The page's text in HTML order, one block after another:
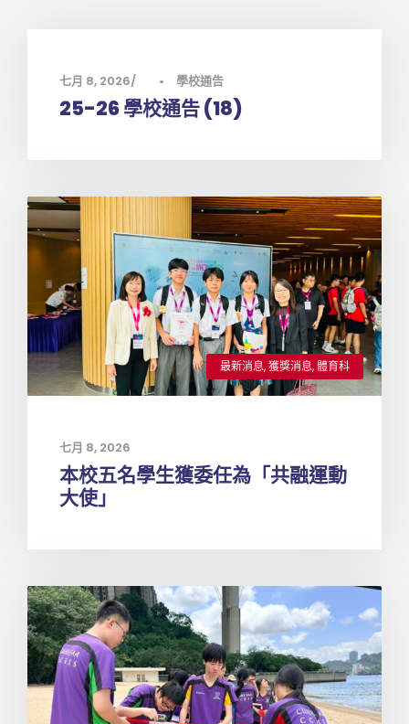
七月 8, 2026 • 學校通告
25-26 學校通告 (18)
最新消息,獲獎消息,體育科
七月 8, 2026
本校五名學生獲委任為「共融運動
大使」